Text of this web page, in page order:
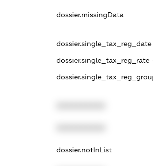
dossier.missingData
dossier.single_tax_reg_date -
dossier.single_tax_reg_rate
dossier.notInList